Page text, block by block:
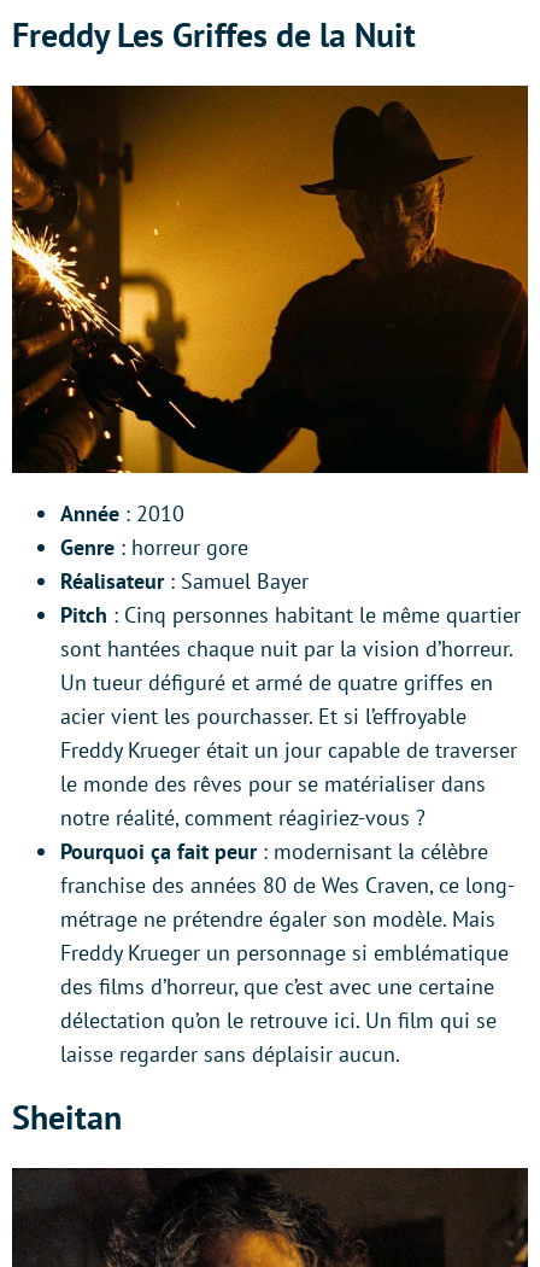
Freddy Les Griffes de la Nuit
Année : 2010
Genre : horreur gore
Réalisateur: Samuel Bayer
Pitch : Cinq personnes habitant le même quartier
sont hantées chaque nuit par la vision d’horreur.
Un tueur défiguré et armé de quatre griffes en
acier vient les pourchasser. Et si l’effroyable
Freddy Krueger était un jour capable de traverser
le monde des rêves pour se matérialiser dans
notre réalité, comment réagiriez-vous ?
Pourquoi ça fait peur: modernisant la célèbre
franchise des années 80 de Wes Craven, ce long-
métrage ne prétendre égaler son modèle. Mais
Freddy Krueger un personnage si emblématique
des films d’horreur, que c’est avec une certaine
délectation qu’on le retrouve ici. Un film qui se
laisse regarder sans déplaisir aucun.
Sheitan